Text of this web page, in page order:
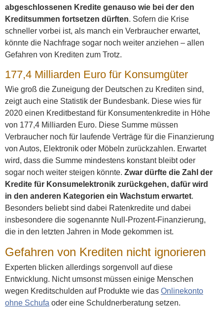
abgeschlossenen Kredite genauso wie bei der den
Kreditsummen fortsetzen dürften. Sofern die Krise
schneller vorbei ist, als manch ein Verbraucher erwartet,
könnte die Nachfrage sogar noch weiter anziehen – allen
Gefahren von Krediten zum Trotz.
177,4 Milliarden Euro für Konsumgüter
Wie groß die Zuneigung der Deutschen zu Krediten sind,
zeigt auch eine Statistik der Bundesbank. Diese wies für
2020 einen Kreditbestand für Konsumentenkredite in Höhe
von 177,4 Milliarden Euro. Diese Summe müssen
Verbraucher noch für laufende Verträge für die Finanzierung
von Autos, Elektronik oder Möbeln zurückzahlen. Erwartet
wird, dass die Summe mindestens konstant bleibt oder
sogar noch weiter steigen könnte. Zwar dürfte die Zahl der
Kredite für Konsumelektronik zurückgehen, dafür wird
in den anderen Kategorien ein Wachstum erwartet.
Besonders beliebt sind dabei Ratenkredite und dabei
insbesondere die sogenannte Null-Prozent-Finanzierung,
die in den letzten Jahren in Mode gekommen ist.
Gefahren von Krediten nicht ignorieren
Experten blicken allerdings sorgenvoll auf diese
Entwicklung. Nicht umsonst müssen einige Menschen
wegen Kreditschulden auf Produkte wie das Onlinekonto
ohne Schufa oder eine Schuldnerberatung setzen.